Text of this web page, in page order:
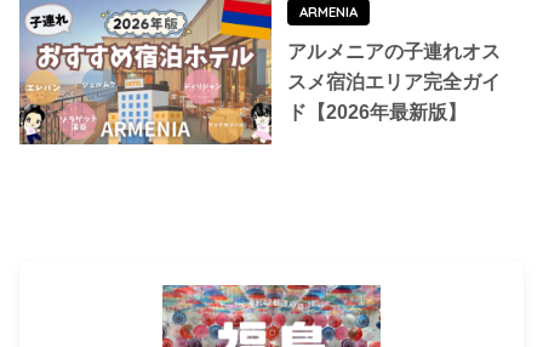
アルメニアの子連れオス
スメ宿泊エリア完全ガイ
ド【2026年最新版】
ARMENIA